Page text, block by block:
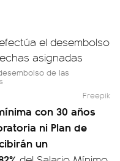
de las
Freepik
con 30 años
ni Plan de
un